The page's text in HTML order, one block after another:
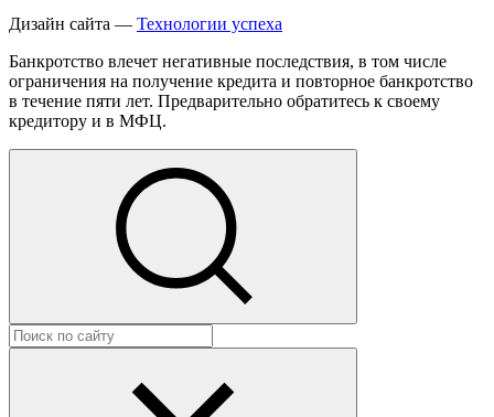
Дизайн сайта — Технологии успеха
Банкротство влечет негативные последствия, в том числе
ограничения на получение кредита и повторное банкротство
в течение пяти лет. Предварительно обратитесь к своему
кредитору и в МФЦ.